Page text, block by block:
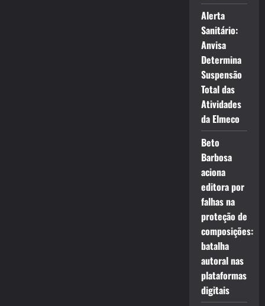
Alerta
Sanitário:
Anvisa
Determina
Suspensão
Total das
Atividades
da Elmeco
Beto
Barbosa
aciona
editora por
falhas na
proteção de
composições:
batalha
autoral nas
plataformas
digitais